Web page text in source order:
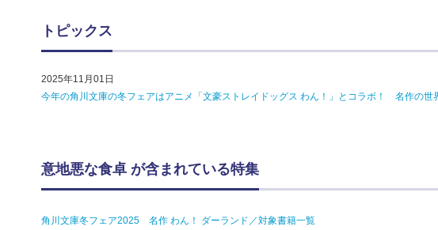
トピックス
2025年11月01日
今年の角川文庫の冬フェアはアニメ「文豪ストレイドッグス わん！」とコラボ！ 名作の世
意地悪な食卓 が含まれている特集
角川文庫冬フェア2025 名作 わん！ ダーランド／対象書籍一覧